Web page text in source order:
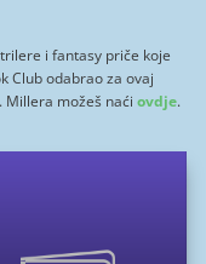
i fantasy priče koje
Club odabrao za ovaj
Millera možeš naći ovdje.